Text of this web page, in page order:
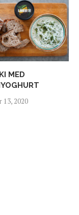
MED
13, 2020